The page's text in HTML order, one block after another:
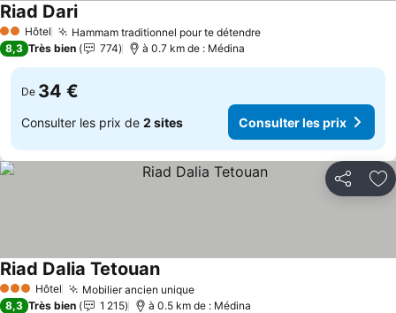
2 Étoiles
Hôtel Hammam traditionnel pour te détendreConsulter les prix
Riad DariConsulter les prix
8,3 Très bien 774 à 0.7 km de : Médina
De 34 €
Consulter les prix de 2 sites Consulter les prix
Partager
3 ÉtoilesHôtel Mobilier ancien uniqueConsulter les prix
Riad Dalia TetouanConsulter les prix
8,3 Très bien 1 215 à 0.5 km de : Médina